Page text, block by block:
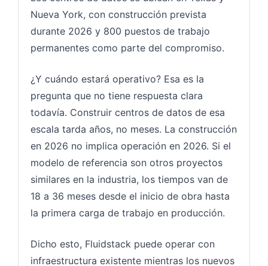
Nueva York, con construcción prevista
durante 2026 y 800 puestos de trabajo
permanentes como parte del compromiso.
¿Y cuándo estará operativo? Esa es la
pregunta que no tiene respuesta clara
todavía. Construir centros de datos de esa
escala tarda años, no meses. La construcción
en 2026 no implica operación en 2026. Si el
modelo de referencia son otros proyectos
similares en la industria, los tiempos van de
18 a 36 meses desde el inicio de obra hasta
la primera carga de trabajo en producción.
Dicho esto, Fluidstack puede operar con
infraestructura existente mientras los nuevos